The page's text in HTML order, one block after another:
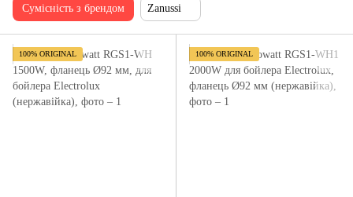
Сумісність з брендом Zanussi
100% ORIGINAL 100% ORIGINAL